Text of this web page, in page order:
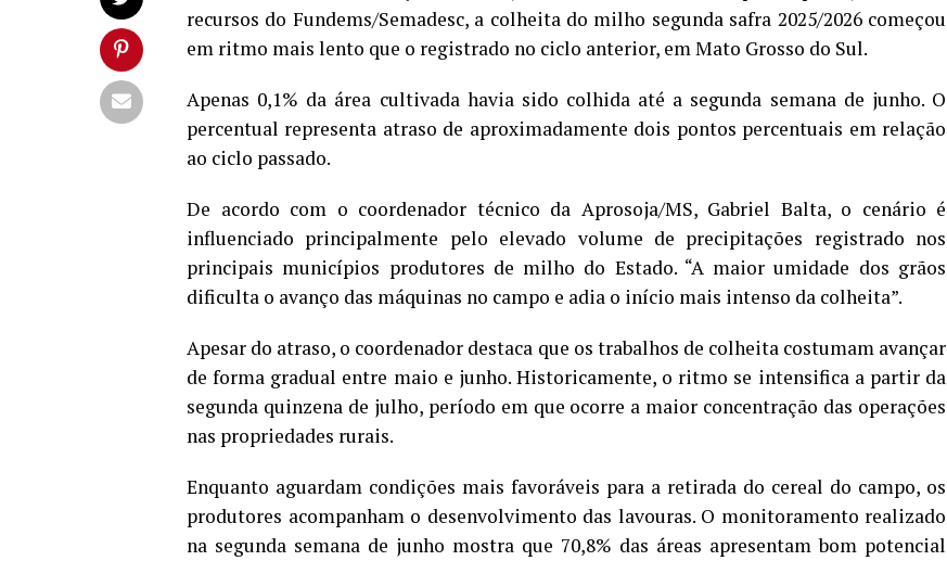
recursos do Fundems/Semadesc, a colheita do milho segunda safra 2025/2026 começou
em ritmo mais lento que o registrado no ciclo anterior, em Mato Grosso do Sul.
Apenas 0,1% da área cultivada havia sido colhida até a segunda semana de junho. O
percentual representa atraso de aproximadamente dois pontos percentuais em relação
ao ciclo passado.
De acordo com o coordenador técnico da Aprosoja/MS, Gabriel Balta, o cenário é
influenciado principalmente pelo elevado volume de precipitações registrado nos
principais municípios produtores de milho do Estado. “A maior umidade dos grãos
dificulta o avanço das máquinas no campo e adia o início mais intenso da colheita”.
Apesar do atraso, o coordenador destaca que os trabalhos de colheita costumam avançar
de forma gradual entre maio e junho. Historicamente, o ritmo se intensifica a partir da
segunda quinzena de julho, período em que ocorre a maior concentração das operações
nas propriedades rurais.
Enquanto aguardam condições mais favoráveis para a retirada do cereal do campo, os
produtores acompanham o desenvolvimento das lavouras. O monitoramento realizado
na segunda semana de junho mostra que 70,8% das áreas apresentam bom potencial